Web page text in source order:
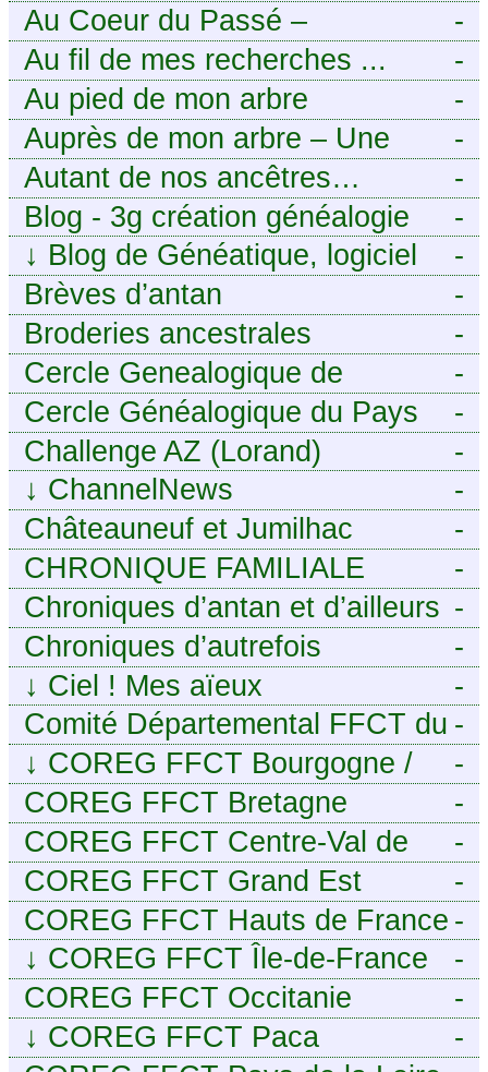
-
Au Coeur du Passé –
Généalogie Familiale
-
Au fil de mes recherches ...
-
Au pied de mon arbre
-
Auprès de mon arbre – Une
histoire de racines
-
Autant de nos ancêtres…
-
Blog - 3g création généalogie
-
↓ Blog de Généatique, logiciel
de généalogie
-
Brèves d’antan
-
Broderies ancestrales
-
Cercle Genealogique de
l’Aveyron
-
Cercle Généalogique du Pays
de Caux - Seine-Maritime
-
Challenge AZ (Lorand)
-
↓ ChannelNews
-
Châteauneuf et Jumilhac
-
CHRONIQUE FAMILIALE
-
Chroniques d’antan et d’ailleurs
-
Chroniques d’autrefois
-
↓ Ciel ! Mes aïeux
-
Comité Départemental FFCT du
Cher
-
↓ COREG FFCT Bourgogne /
Franche-Comté
-
COREG FFCT Bretagne
-
COREG FFCT Centre-Val de
Loire
-
COREG FFCT Grand Est
-
COREG FFCT Hauts de France
-
↓ COREG FFCT Île-de-France
-
COREG FFCT Occitanie
-
↓ COREG FFCT Paca